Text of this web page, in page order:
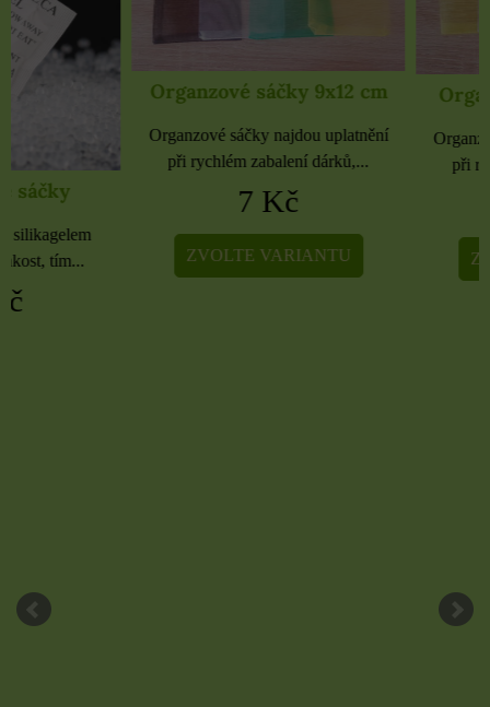
Organzové sáčky 9x12 cm
Organzové sáčky najdou uplatnění
při rychlém zabalení dárků,...
ZVOLTE VARIANTU
Organzové sáčky
Organzové sáčky najdou
při rychlém zabalení
ZVOLTE